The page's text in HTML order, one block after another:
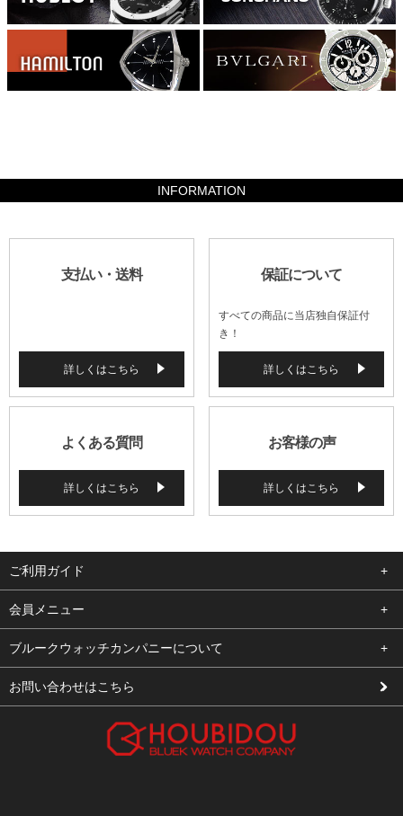
INFORMATION
支払い・送料
詳しくはこちら
保証について
すべての商品に当店独自保証付
き！
詳しくはこちら
よくある質問
詳しくはこちら
お客様の声
詳しくはこちら
ご利用ガイド
よくある質問
支払い・送料
修理依頼
会員メニュー
ログイン
お気に入り
ブルークウォッチカンパニーについて
会社概要
お問い合わせはこちら